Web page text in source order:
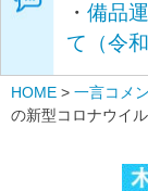
・ 備品
て（令
HOME > 一言コメ
の新型コロナウイ